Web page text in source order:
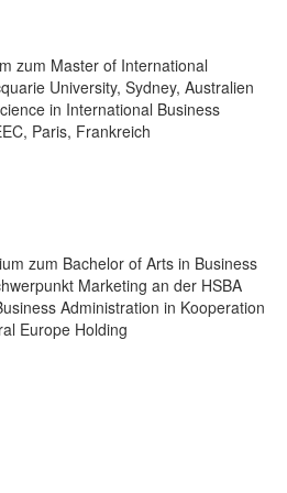
zum Master of International
University, Sydney, Australien
in International Business
Paris, Frankreich
zum Bachelor of Arts in Business
Marketing an der HSBA
Administration in Kooperation
Europe Holding